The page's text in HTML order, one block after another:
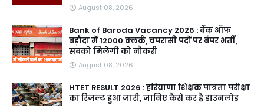
August 08, 2026
Bank of Baroda Vacancy 2026 : बैंक ऑफ
बड़ौदा में 12000 क्लर्क, चपरासी पदों पर बंपर भर्ती,
सबको मिलेगी को नौकरी
August 08, 2026
HTET RESULT 2026 : हरियाणा शिक्षक पात्रता परीक्षा
का रिजल्ट हुआ जारी, जानिए कैसे कर है डाउनलोड